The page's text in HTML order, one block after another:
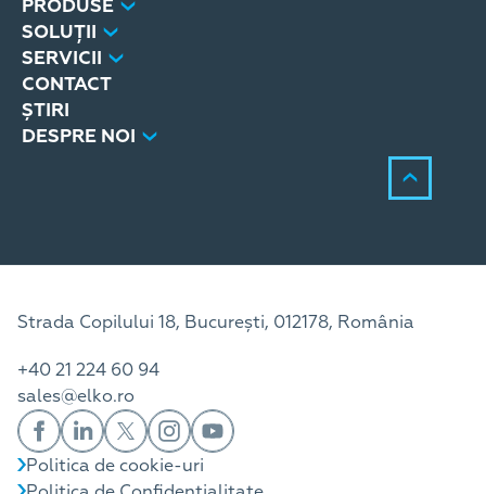
PRODUSE
SOLUȚII
SERVICII
CONTACT
ȘTIRI
DESPRE NOI
Strada Copilului 18, București, 012178, România
+40 21 224 60 94
sales@elko.ro
Politica de cookie-uri